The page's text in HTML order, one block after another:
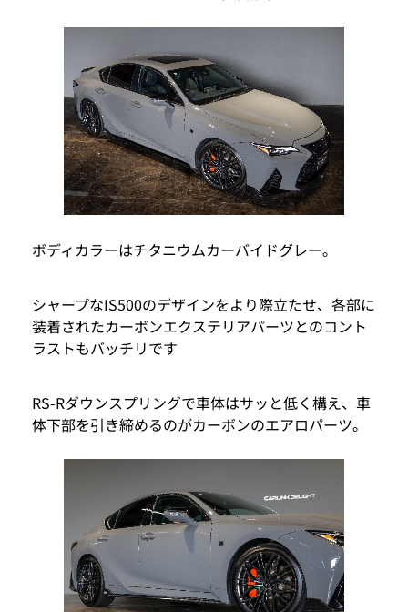
ボディカラーはチタニウムカーバイドグレー。
シャープなIS500のデザインをより際立たせ、各部に
装着されたカーボンエクステリアパーツとのコント
ラストもバッチリです
RS-Rダウンスプリングで車体はサッと低く構え、車
体下部を引き締めるのがカーボンのエアロパーツ。